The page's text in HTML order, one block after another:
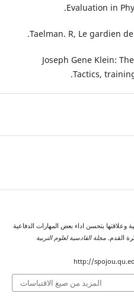
Evaluation in
Taelman. R, Le gardien
Joseph Gene Klein:
Tactics,
البدنية وعلاقتها بتحسن اداء بعض المهارات الدفاعية
القدم. مجلة القادسية لعلوم التربية
http://
المزيد من صيغ الاقتباسات